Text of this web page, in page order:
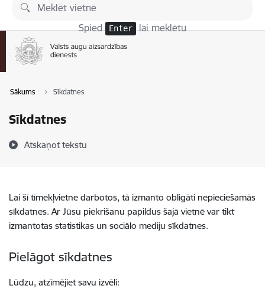
Pāriet uz lapas saturu
Spied Enter lai meklētu
Sākums Sīkdatnes
Sīkdatnes
Atskaņot tekstu
Lai šī tīmekļvietne darbotos, tā izmanto obligāti nepieciešamās
sīkdatnes. Ar Jūsu piekrišanu papildus šajā vietnē var tikt
izmantotas statistikas un sociālo mediju sīkdatnes.
Pielāgot sīkdatnes
Lūdzu, atzīmējiet savu izvēli: